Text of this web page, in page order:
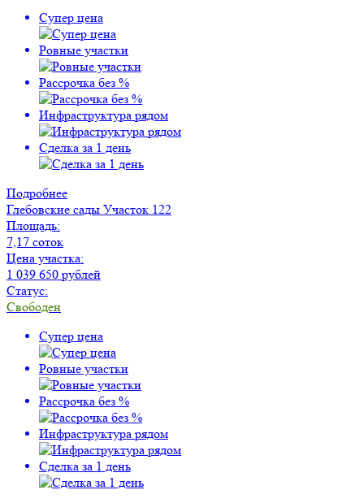
Супер цена
Ровные участки
Рассрочка без %
Инфраструктура рядом
Сделка за 1 день
Подробнее
Глебовские сады Участок 122
Площадь:
7,17 соток
Цена участка:
1 039 650 рублей
Статус:
Свободен
Супер цена
Ровные участки
Рассрочка без %
Инфраструктура рядом
Сделка за 1 день